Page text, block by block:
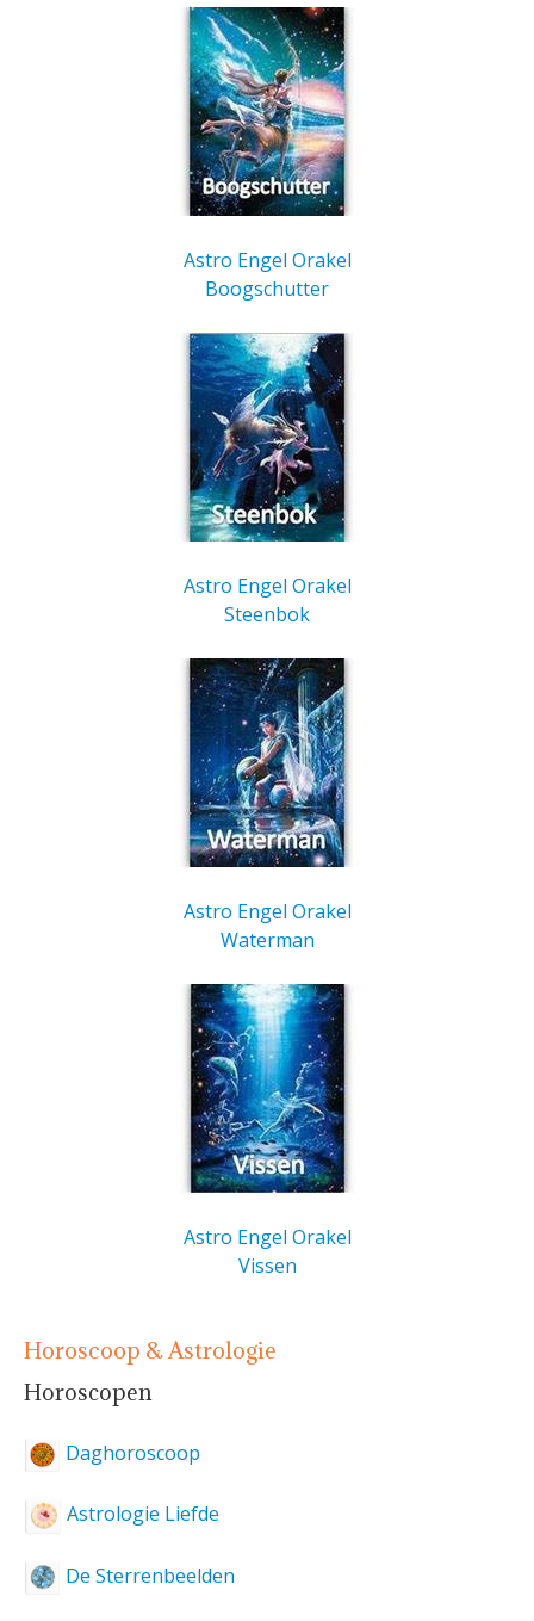
Astro Engel Orakel
Boogschutter
Astro Engel Orakel
Steenbok
Astro Engel Orakel
Waterman
Astro Engel Orakel
Vissen
Horoscoop & Astrologie
Horoscopen
Daghoroscoop
Astrologie Liefde
De Sterrenbeelden